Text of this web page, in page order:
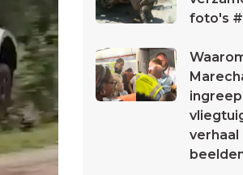
foto's
verhaal